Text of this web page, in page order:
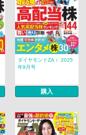
ダイヤモンドZAｉ 2025
年9月号
購入